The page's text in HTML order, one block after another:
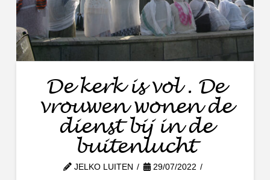
De kerk is vol . De
vrouwen wonen de
dienst bij in de
buitenlucht
JELKO LUITEN 29/07/2022